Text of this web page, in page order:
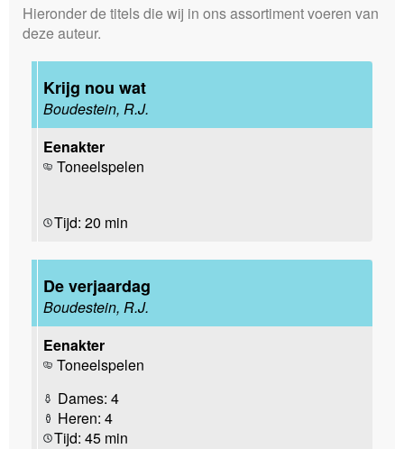
Hieronder de titels die wij in ons assortiment voeren van
deze auteur.
Krijg nou wat
Boudestein, R.J.
Eenakter
Toneelspelen
Tijd: 20 min
De verjaardag
Boudestein, R.J.
Eenakter
Toneelspelen
Dames: 4
Heren: 4
Tijd: 45 min